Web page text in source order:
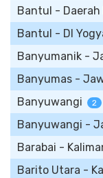
Bantul -
Bantul - DI
Banyumanik -
Banyumas -
Banyuwangi 2
Banyuwangi -
Barabai -
Barito Utara -